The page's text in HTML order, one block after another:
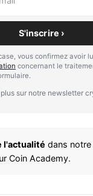
S'inscrire ›
vous confirmez avoir
concernant le
plus sur notre newsletter
l'actualité dans
Coin Academy.